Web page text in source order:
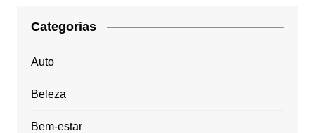
Categorias
Auto
Beleza
Bem-estar